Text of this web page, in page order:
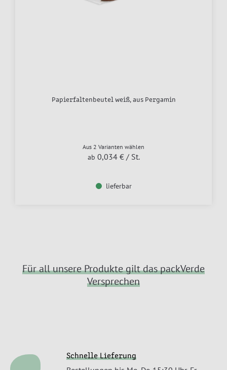
Papierfaltenbeutel weiß, aus Pergamin
Aus 2 Varianten wählen
ab 0,034 € / St.
lieferbar
Für all unsere Produkte gilt das packVerde
Versprechen
Schnelle Lieferung